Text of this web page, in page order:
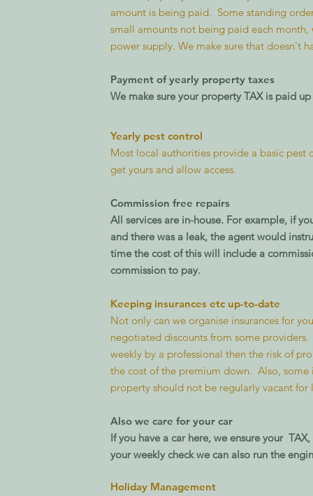
amount is being paid. Some standing
small amounts not being paid each
power supply. We make sure that doesn't
Payment of yearly property taxes
We make sure your property TAX is paid
Yearly pest control
Most local authorities provide a basic pest
get yours and allow access.
Commission free repairs
All services are in-house. For example, if
and there was a leak, the agent would
time the cost of this will include a
commission to pay.
Keeping insurances etc up-to-date
Not only can we organise insurances for
negotiated discounts from some
weekly by a professional then the risk of
the cost of the premium down. Also,
property should not be regularly vacant
Also we care for your car
If you have a car here, we ensure your
your weekly check we can also run the
Holiday Management